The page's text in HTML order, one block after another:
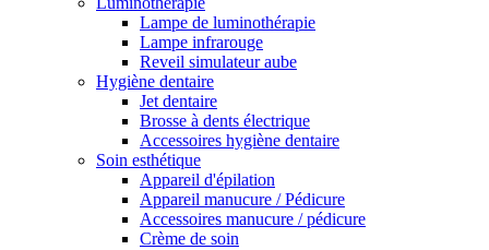
Lampe de luminothérapie
Lampe infrarouge
Reveil simulateur aube
Hygiène dentaire
Jet dentaire
Brosse à dents électrique
Accessoires hygiène dentaire
Soin esthétique
Appareil d'épilation
Appareil manucure / Pédicure
Accessoires manucure / pédicure
Crème de soin